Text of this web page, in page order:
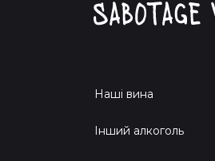
Наші вина
Інший алкоголь